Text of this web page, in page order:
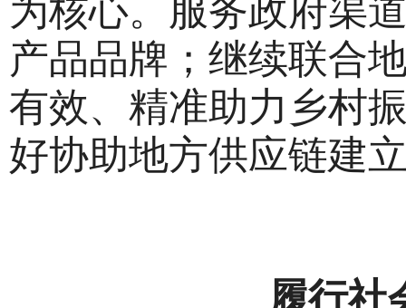
为核心。服务政府渠
产品品牌；继续联合
有效、精准助力乡村
好协助地方供应链建
履行社